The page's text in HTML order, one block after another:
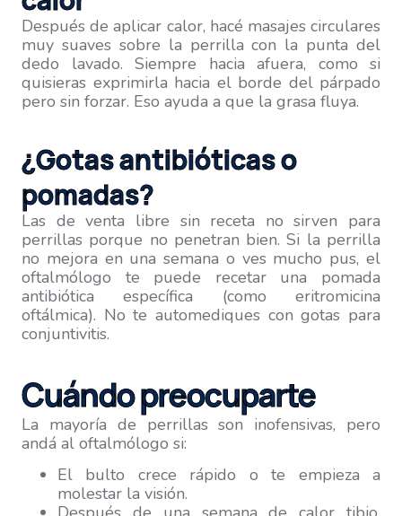
Después de aplicar calor, hacé masajes circulares
muy suaves sobre la perrilla con la punta del
dedo lavado. Siempre hacia afuera, como si
quisieras exprimirla hacia el borde del párpado
pero sin forzar. Eso ayuda a que la grasa fluya.
¿Gotas antibióticas o
pomadas?
Las de venta libre sin receta no sirven para
perrillas porque no penetran bien. Si la perrilla
no mejora en una semana o ves mucho pus, el
oftalmólogo te puede recetar una pomada
antibiótica específica (como eritromicina
oftálmica). No te automediques con gotas para
conjuntivitis.
Cuándo preocuparte
La mayoría de perrillas son inofensivas, pero
andá al oftalmólogo si:
El bulto crece rápido o te empieza a
molestar la visión.